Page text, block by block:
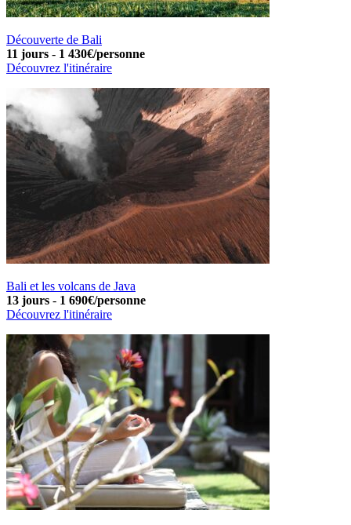
Découverte de Bali
11 jours - 1 430€/personne
Découvrez l'itinéraire
Bali et les volcans de Java
13 jours - 1 690€/personne
Découvrez l'itinéraire